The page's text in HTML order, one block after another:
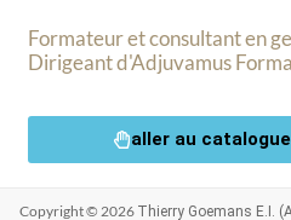
Formateur et consultant en
Dirigeant d'Adjuvamus
aller au
Copyright © 2026 Thierry Goemans E.I.